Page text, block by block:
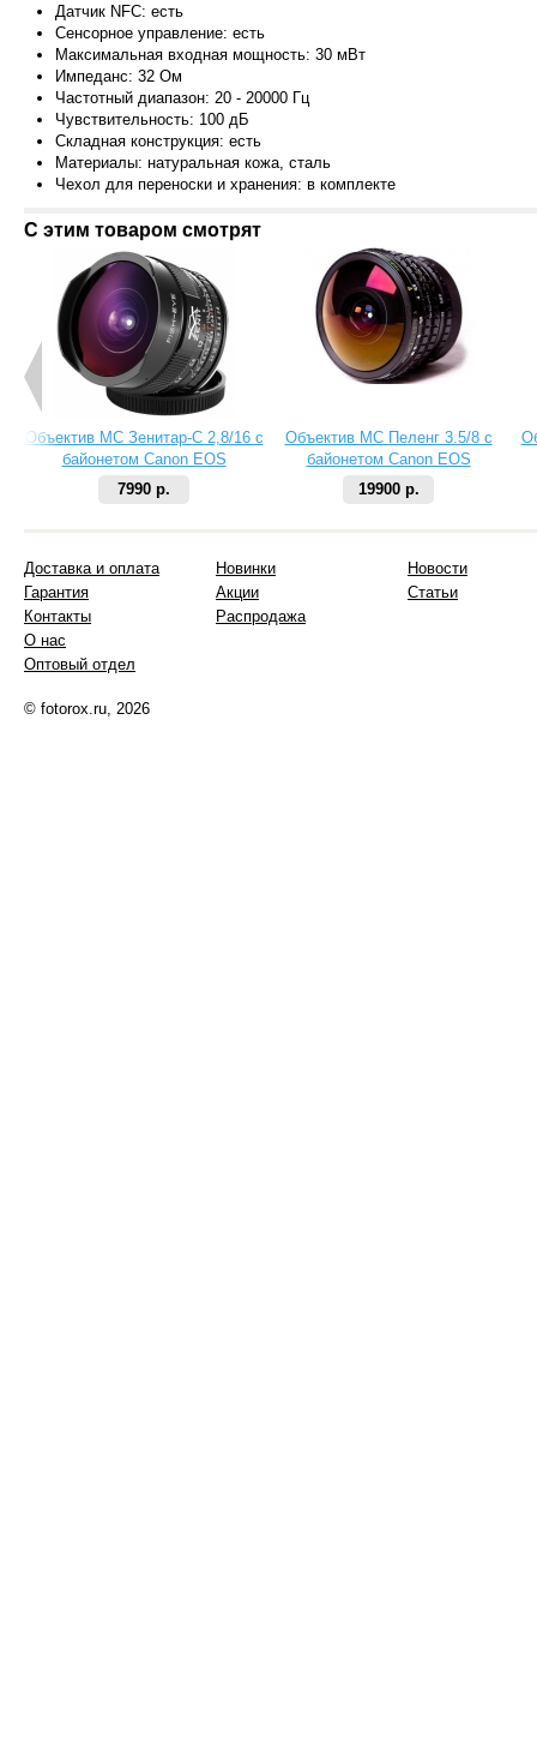
Датчик NFC: есть
Сенсорное управление: есть
Максимальная входная мощность: 30 мВт
Импеданс: 32 Ом
Частотный диапазон: 20 - 20000 Гц
Чувствительность: 100 дБ
Складная конструкция: есть
Материалы: натуральная кожа, сталь
Чехол для переноски и хранения: в комплекте
С этим товаром смотрят
Объектив МС Зенитар-C 2,8/16 с
байонетом Canon EOS
7990 р.
Объектив МС Пеленг 3.5/8 с
байонетом Canon EOS
19900 р.
Доставка и оплата
Гарантия
Контакты
О нас
Оптовый отдел
Новинки
Акции
Распродажа
Новости
Статьи
© fotorox.ru, 2026